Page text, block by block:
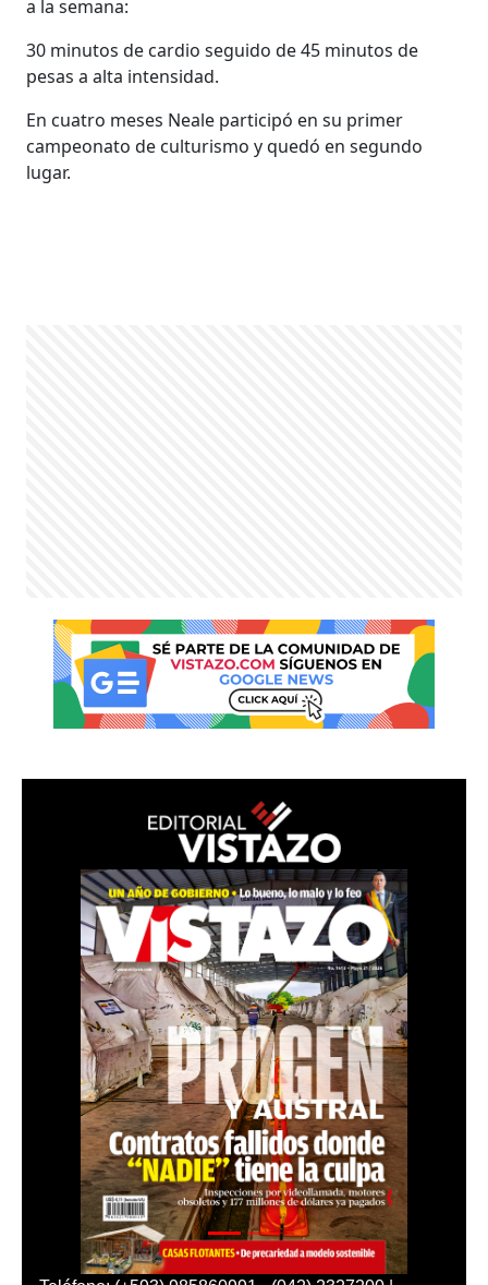
a la semana:
30 minutos de cardio seguido de 45 minutos de
pesas a alta intensidad.
En cuatro meses Neale participó en su primer
campeonato de culturismo y quedó en segundo
lugar.